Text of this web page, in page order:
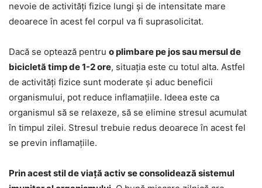
nevoie de activități fizice lungi și de intensitate mare
deoarece în acest fel corpul va fi suprasolicitat.
Dacă se optează pentru o plimbare pe jos sau mersul de
bicicletă timp de 1-2 ore, situația este cu totul alta. Astfel
de activități fizice sunt moderate și aduc beneficii
organismului, pot reduce inflamațiile. Ideea este ca
organismul să se relaxeze, să se elimine stresul acumulat
în timpul zilei. Stresul trebuie redus deoarece în acest fel
se previn inflamațiile.
Prin acest stil de viață activ se consolidează sistemul